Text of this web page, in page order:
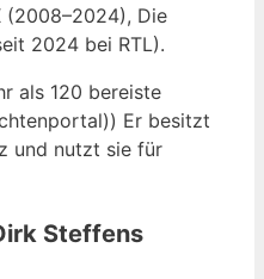
(2008–2024), Die
2024 bei RTL).
als 120 bereiste
Er besitzt
und nutzt sie für
Steffens